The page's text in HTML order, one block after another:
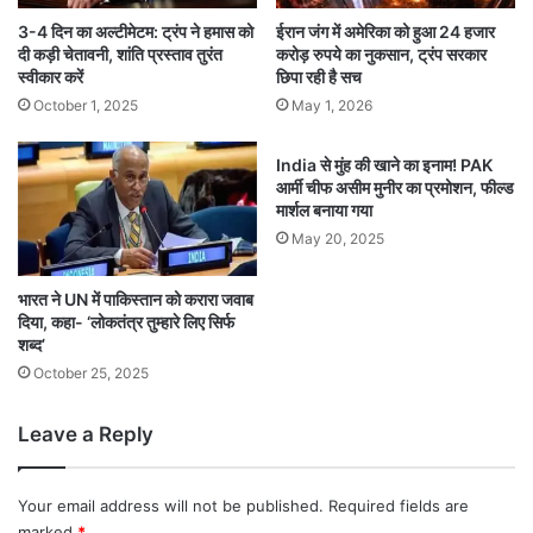
3-4 दिन का अल्टीमेटम: ट्रंप ने हमास को
दी कड़ी चेतावनी, शांति प्रस्ताव तुरंत
स्वीकार करें
October 1, 2025
ईरान जंग में अमेरिका को हुआ 24 हजार
करोड़ रुपये का नुकसान, ट्रंप सरकार
छिपा रही है सच
May 1, 2026
भारत ने UN में पाकिस्तान को करारा जवाब
दिया, कहा- ‘लोकतंत्र तुम्हारे लिए सिर्फ
शब्द’
October 25, 2025
India से मुंह की खाने का इनाम! PAK
आर्मी चीफ असीम मुनीर का प्रमोशन, फील्ड
मार्शल बनाया गया
May 20, 2025
Leave a Reply
Your email address will not be published. Required fields are